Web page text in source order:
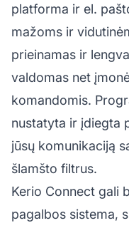
platforma ir el.
mažoms ir
prieinamas ir
valdomas net
komandomis.
nustatyta ir įdiegta
jūsų komunikaciją
šlamšto filtrus.
Kerio Connect gali
pagalbos sistema,